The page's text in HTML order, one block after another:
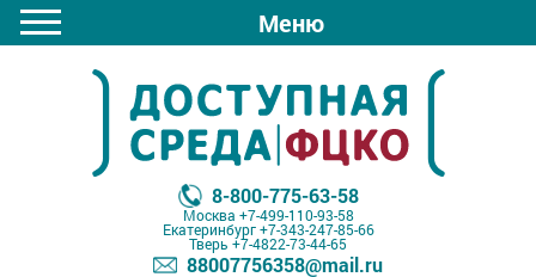
Меню
8-800-775-63-58
Москва +7-499-110-93-58
Екатеринбург+7-343-247-85-66
Тверь +7-4822-73-44-65
88007756358@mail.ru